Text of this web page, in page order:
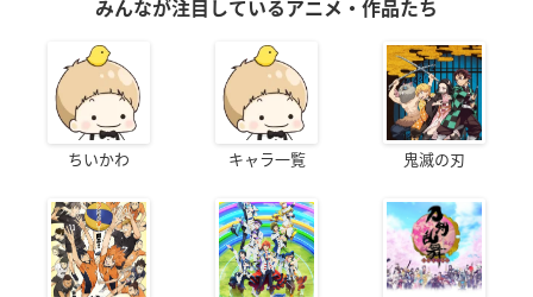
みんなが注目しているアニメ・作品たち
ちいかわ キャラ一覧 鬼滅の刃